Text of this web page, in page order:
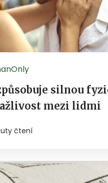
silnou
mezi lidmi
čtení